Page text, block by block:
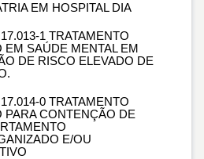
EM HOSPITAL DIA
1 TRATAMENTO
EM SAÚDE MENTAL EM
DE RISCO ELEVADO DE
0 TRATAMENTO
PARA CONTENÇÃO DE
E/OU